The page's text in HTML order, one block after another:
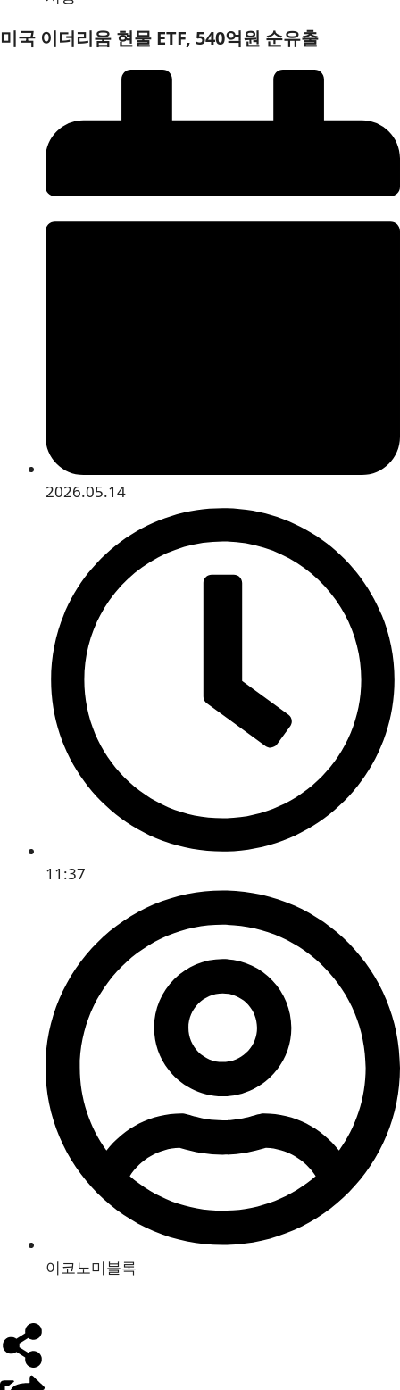
미국 이더리움 현물 ETF, 540억원 순유출
2026.05.14
11:37
이코노미블록